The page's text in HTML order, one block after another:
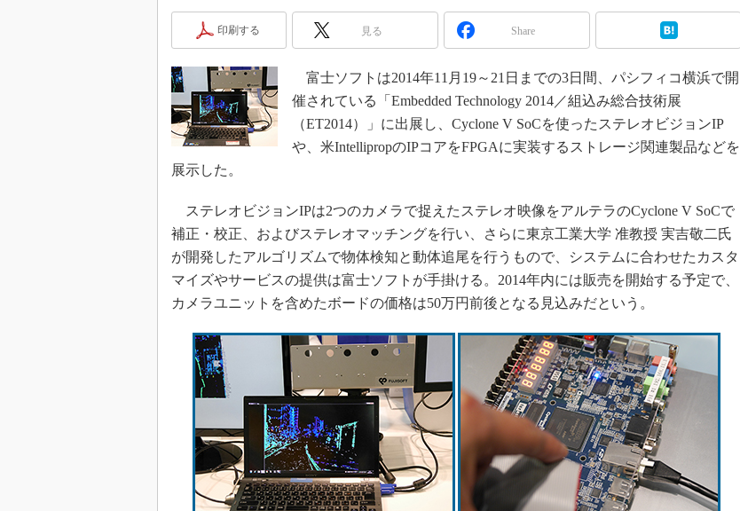
EdgeTech+
AUTOMOTIVE WORLD
産業オープンネット展
ISO26262
3Dプリンタ
S＆OP
メイドインジャパン
植物工場
知財マネジメント
海外生産
グローバル設計・開発
制御セキュリティ
新型コロナへの対応
印刷する 見る Share
富士ソフトは2014年11月19～21日までの3日間、パシフィコ横浜で開
催されている「Embedded Technology 2014／組込み総合技術展
（ET2014）」に出展し、Cyclone V SoCを使ったステレオビジョンIP
や、米IntellipropのIPコアをFPGAに実装するストレージ関連製品などを
展示した。
ステレオビジョンIPは2つのカメラで捉えたステレオ映像をアルテラのCyclone V SoCで
補正・校正、およびステレオマッチングを行い、さらに東京工業大学 准教授 実吉敬二氏
が開発したアルゴリズムで物体検知と動体追尾を行うもので、システムに合わせたカスタ
マイズやサービスの提供は富士ソフトが手掛ける。2014年内には販売を開始する予定で、
カメラユニットを含めたボードの価格は50万円前後となる見込みだという。